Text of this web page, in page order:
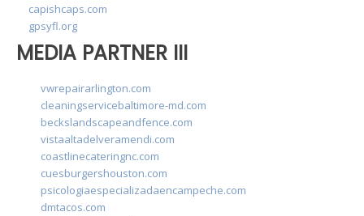
capishcaps.com
gpsyfl.org
MEDIA PARTNER III
vwrepairarlington.com
cleaningservicebaltimore-md.com
beckslandscapeandfence.com
vistaaltadelveramendi.com
coastlinecateringnc.com
cuesburgershouston.com
psicologiaespecializadaencampeche.com
dmtacos.com